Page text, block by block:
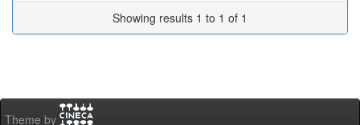
Showing results 1 to 1 of 1
Theme by